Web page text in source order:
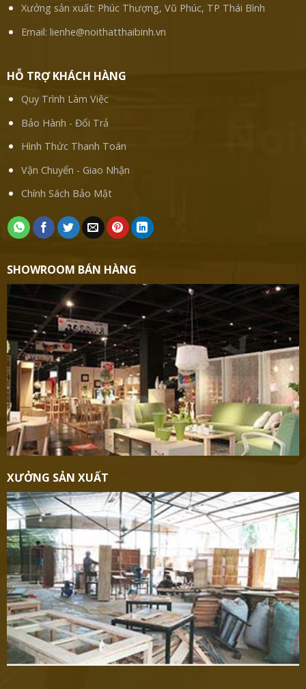
Xưởng sản xuất: Phúc Thượng, Vũ Phúc, TP Thái Bình
Email: lienhe@noithatthaibinh.vn
HỖ TRỢ KHÁCH HÀNG
Quy Trình Làm Việc
Bảo Hành - Đổi Trả
Hình Thức Thanh Toán
Vận Chuyển - Giao Nhận
Chính Sách Bảo Mật
SHOWROOM BÁN HÀNG
XƯỞNG SẢN XUẤT